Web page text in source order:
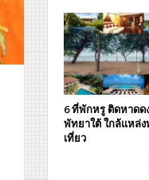
6 ที่พักหรู ติดหาดด
พัทยาใต้ ใกล้แหล่ง
เที่ยว